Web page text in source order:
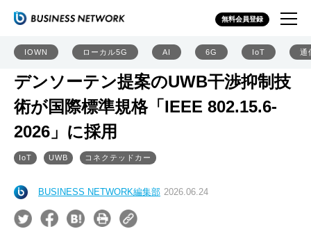
無料会員登録
IOWN ローカル5G AI 6G IoT 通
デンソーテン提案のUWB干渉抑制技
術が国際標準規格「IEEE 802.15.6-
2026」に採用
IoT UWB コネクテッドカー
BUSINESS NETWORK編集部 2026.06.24